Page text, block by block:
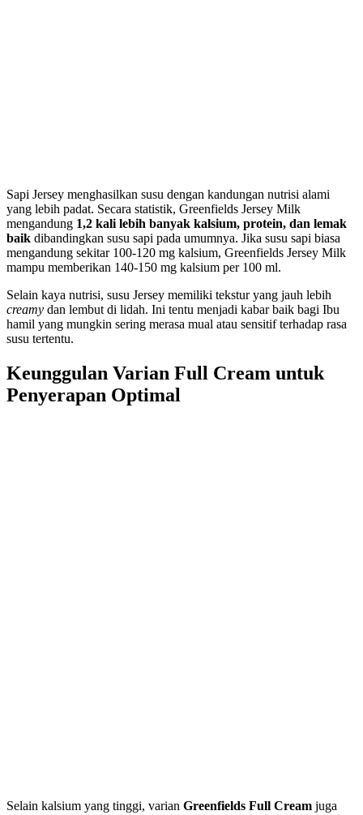
Sapi Jersey menghasilkan susu dengan kandungan nutrisi alami
yang lebih padat. Secara statistik, Greenfields Jersey Milk
mengandung 1,2 kali lebih banyak kalsium, protein, dan lemak
baik dibandingkan susu sapi pada umumnya. Jika susu sapi biasa
mengandung sekitar 100-120 mg kalsium, Greenfields Jersey Milk
mampu memberikan 140-150 mg kalsium per 100 ml.
Selain kaya nutrisi, susu Jersey memiliki tekstur yang jauh lebih
creamy dan lembut di lidah. Ini tentu menjadi kabar baik bagi Ibu
hamil yang mungkin sering merasa mual atau sensitif terhadap rasa
susu tertentu.
Keunggulan Varian Full Cream untuk
Penyerapan Optimal
Selain kalsium yang tinggi, varian Greenfields Full Cream juga